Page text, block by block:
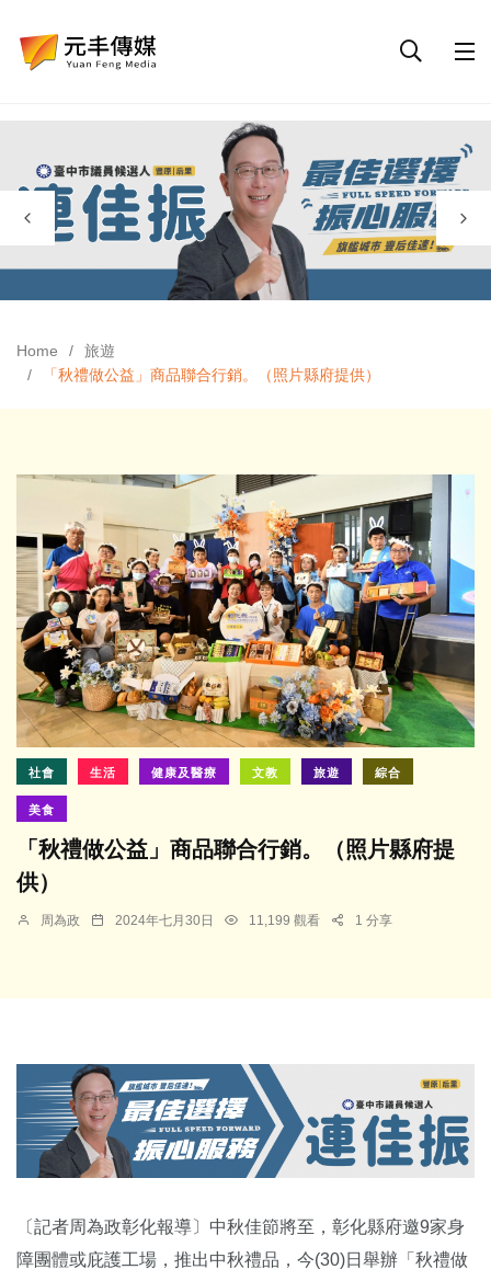
Home
旅遊
「秋禮做公益」商品聯合行銷。（照片縣府提供）
社會 生活 健康及醫療 文教 旅遊 綜合
美食
「秋禮做公益」商品聯合行銷。（照片縣府提
供）
周為政 2024年七月30日 11,199 觀看 1 分享
〔記者周為政彰化報導〕中秋佳節將至，彰化縣府邀9家身
障團體或庇護工場，推出中秋禮品，今(30)日舉辦「秋禮做